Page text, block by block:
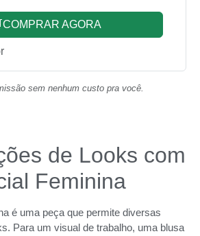
AGORA
sem nenhum custo pra você.
de Looks com
Feminina
é uma peça que permite diversas
Para um visual de trabalho, uma blusa